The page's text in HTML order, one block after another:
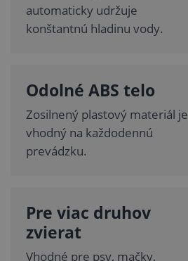
automaticky udržuje
konštantnú hladinu vody.
Odolné ABS telo
Zosilnený plastový materiál je
vhodný na každodennú
prevádzku.
Pre viac druhov
zvierat
Vhodné pre psy, mačky,